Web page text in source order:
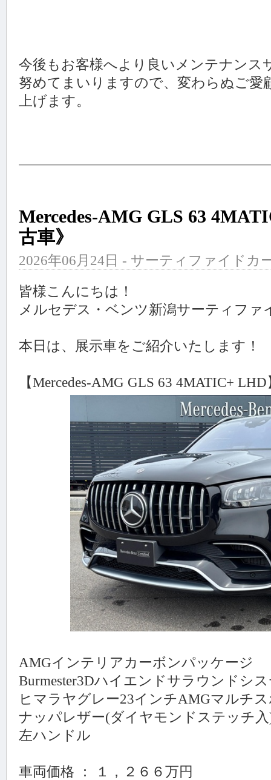
今後もお客様へより良いメンテナンス
努めてまいりますので、変わらぬご愛
上げます。
Mercedes-AMG GLS 63
古車》
2026年06月24日 - サーティファイドカ
皆様こんにちは！
メルセデス・ベンツ新潟サーティファ
本日は、展示車をご紹介いたします！
【Mercedes-AMG GLS 63 4MATIC+ LHD
AMGインテリアカーボンパッケージ
Burmester3Dハイエンドサラウンドシ
ヒマラヤグレー23インチAMGマルチ
ナッパレザー(ダイヤモンドステッチ
左ハンドル
車両価格 ： １，２６６万円